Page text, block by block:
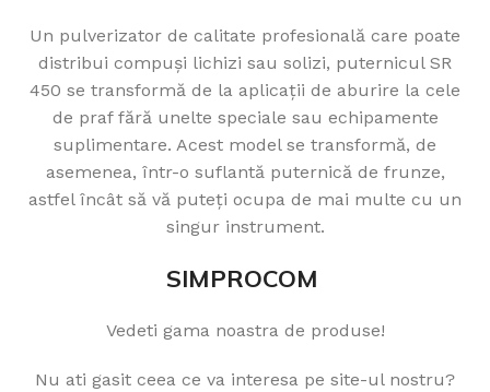
Un pulverizator de calitate profesională care poate
distribui compuși lichizi sau solizi, puternicul SR
450 se transformă de la aplicații de aburire la cele
de praf fără unelte speciale sau echipamente
suplimentare. Acest model se transformă, de
asemenea, într-o suflantă puternică de frunze,
astfel încât să vă puteți ocupa de mai multe cu un
singur instrument.
SIMPROCOM
Vedeti gama noastra de produse!
Nu ati gasit ceea ce va interesa pe site-ul nostru?